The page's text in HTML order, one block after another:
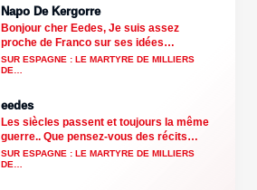
Napo De Kergorre
Bonjour cher Eedes, Je suis assez
proche de Franco sur ses idées…
SUR ESPAGNE : LE MARTYRE DE MILLIERS
DE…
eedes
Les siècles passent et toujours la même
guerre.. Que pensez-vous des récits…
SUR ESPAGNE : LE MARTYRE DE MILLIERS
DE…